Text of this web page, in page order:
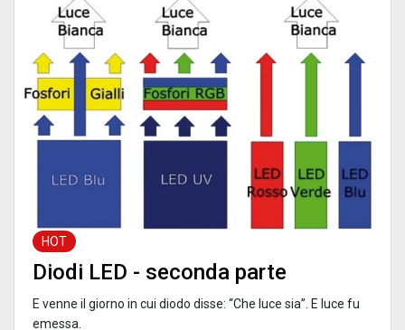
HOT
Diodi LED - seconda parte
E venne il giorno in cui diodo disse: “Che luce sia”. E luce fu
emessa.